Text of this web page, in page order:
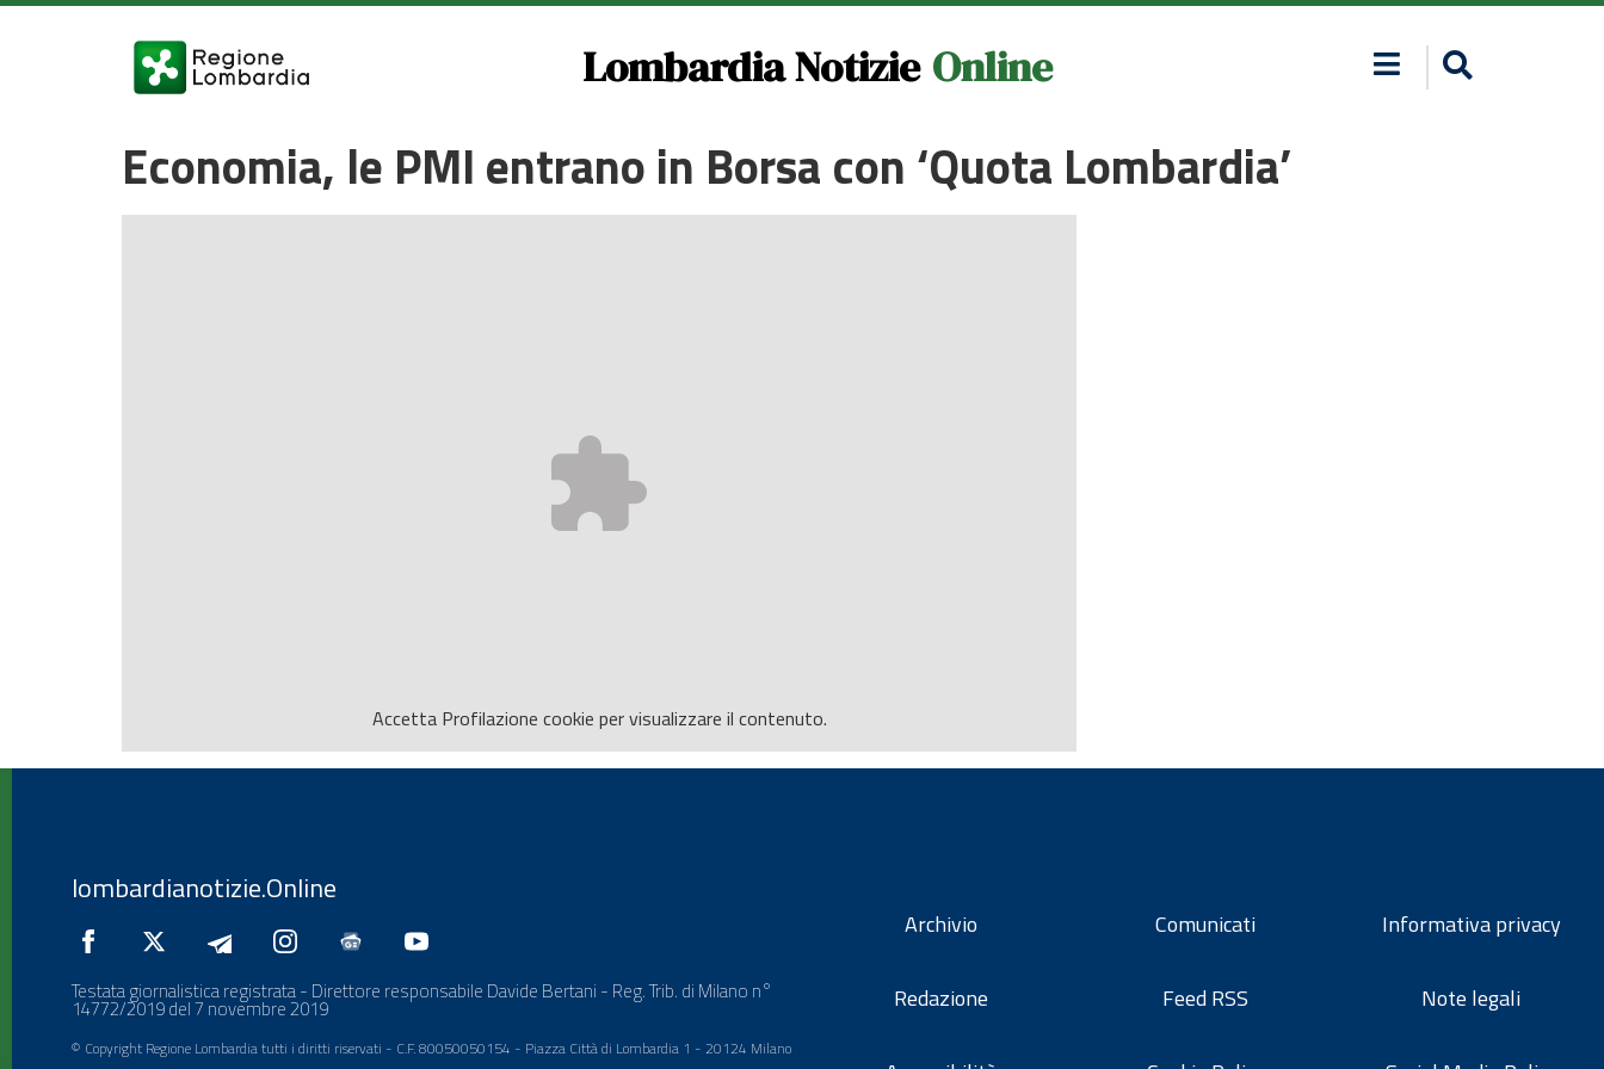
Lombardia Notizie Online
Economia, le PMI entrano in Borsa con ‘Quota Lombardia’
Accetta Profilazione cookie per visualizzare il contenuto.
lombardianotizie.Online
Testata giornalistica registrata - Direttore responsabile Davide Bertani - Reg. Trib. di Milano n°
14772/2019 del 7 novembre 2019
© Copyright Regione Lombardia tutti i diritti riservati - C.F. 80050050154 - Piazza Città di Lombardia 1 - 20124 Milano
Archivio
Redazione
Comunicati
Feed RSS
Informativa privacy
Note legali